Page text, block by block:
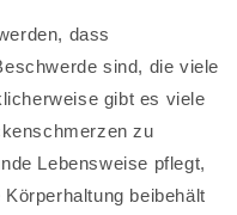
dass
sind, die viele
gibt es viele
zu
Lebensweise pflegt,
beibehält